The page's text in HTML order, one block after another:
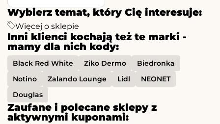
Wybierz temat, który Cię interesuje:
Więcej o sklepie
Inni klienci kochają też te marki -
mamy dla nich kody:
Black Red White Ziko Dermo
Biedronka
Notino
Zalando Lounge Lidl
NEONET
Douglas
Zaufane i polecane sklepy z
aktywnymi kuponami: